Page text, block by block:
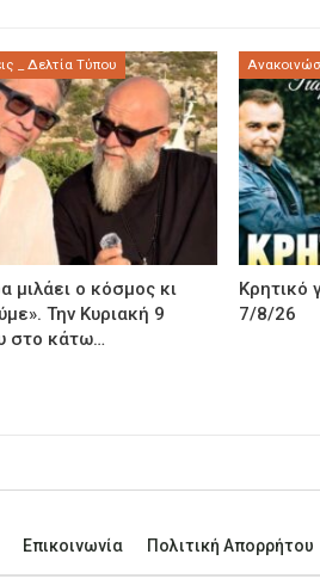
_ Δελτία Τύπου
μιλάει ο κόσμος κι
Την Κυριακή 9
στο κάτω…
Κρητικό
7/8/26
Επικοινωνία Πολιτική Απορρήτου